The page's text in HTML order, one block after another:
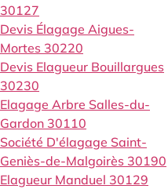
30127
Devis Élagage Aigues-
Mortes 30220
Devis Elagueur Bouillargues
30230
Elagage Arbre Salles-du-
Gardon 30110
Société D'élagage Saint-
Geniès-de-Malgoirès 30190
Elagueur Manduel 30129